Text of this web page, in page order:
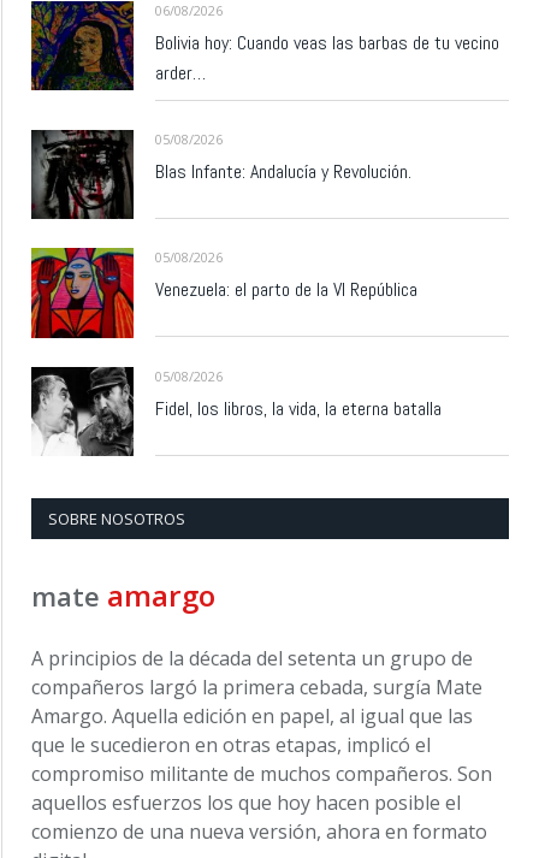
06/08/2026
Bolivia hoy: Cuando veas las barbas de tu vecino
arder…
05/08/2026
Blas Infante: Andalucía y Revolución.
05/08/2026
Venezuela: el parto de la VI República
05/08/2026
Fidel, los libros, la vida, la eterna batalla
SOBRE NOSOTROS
mate amargo
A principios de la década del setenta un grupo de
compañeros largó la primera cebada, surgía Mate
Amargo. Aquella edición en papel, al igual que las
que le sucedieron en otras etapas, implicó el
compromiso militante de muchos compañeros. Son
aquellos esfuerzos los que hoy hacen posible el
comienzo de una nueva versión, ahora en formato